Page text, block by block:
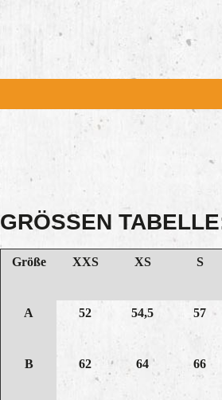
ein oder benutze die
GRÖSSEN TABELLE:
Größe XXS XS S
A 52 54,5 57
B 62 64 66